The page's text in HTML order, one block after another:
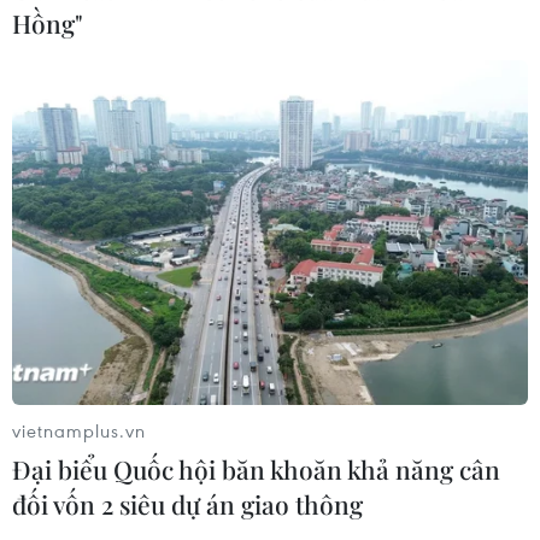
song phương giữa hai nước Việt Nam
06/08/2026 06:24
Chủ động nguồn điện phục vụ Hội
nghị cấp cao APEC 2027
06/08/2026 04:31
Doanh nghiệp Trung Quốc đánh giá
cao triển vọng hợp tác cơ giới hóa
nông nghiệp với Việt Nam
06/08/2026 04:14
Thống đốc Fed khuyến nghị tăng lãi
Hồng"
vietnamplus.vn
Đại biểu Quốc hội băn khoăn khả năng cân
đối vốn 2 siêu dự án giao thông